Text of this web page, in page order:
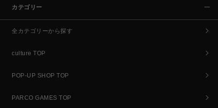
カテゴリー
全カテゴリーから探す
culture TOP
POP-UP SHOP TOP
PARCO GAMES TOP